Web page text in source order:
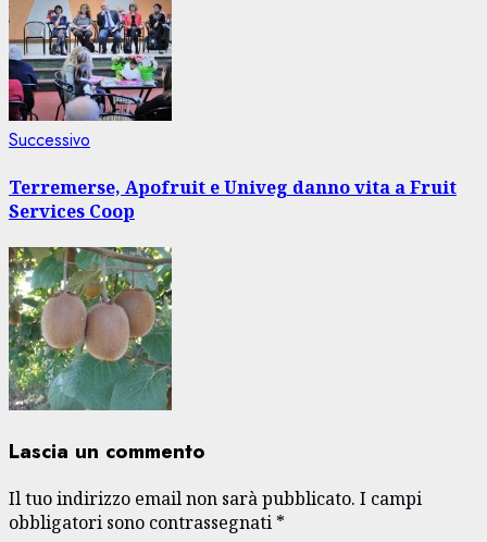
Successivo
Terremerse, Apofruit e Univeg danno vita a Fruit
Services Coop
Lascia un commento
Il tuo indirizzo email non sarà pubblicato. I campi
obbligatori sono contrassegnati *